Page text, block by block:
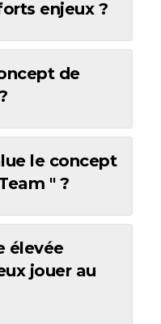
enjeux ?
de
le concept
" ?
élevée
jouer au